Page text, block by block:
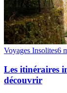
Voyages Insolites6
Les itinéraires
découvrir